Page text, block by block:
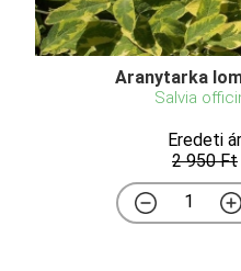
Aranytarka
Salvia
Eredeti ár
2 950 Ft